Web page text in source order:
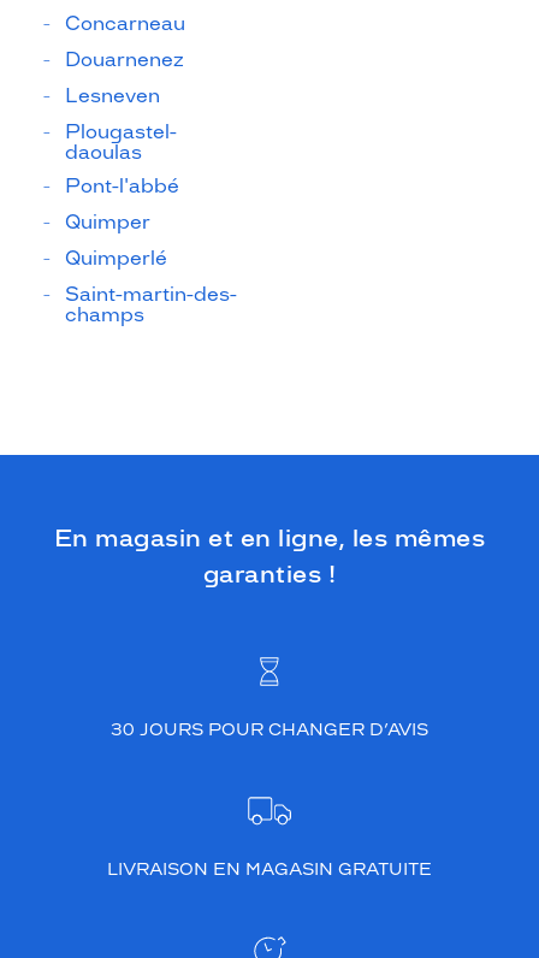
Concarneau
Douarnenez
Lesneven
Plougastel-
daoulas
Pont-l'abbé
Quimper
Quimperlé
Saint-martin-des-
champs
En magasin et en ligne, les mêmes
garanties !
30 JOURS POUR CHANGER D’AVIS
LIVRAISON EN MAGASIN GRATUITE